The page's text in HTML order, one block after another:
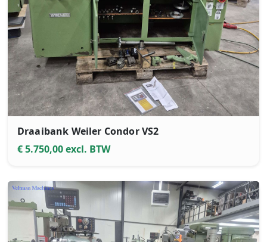
Draaibank Weiler Condor VS2
€ 5.750,00 excl. BTW